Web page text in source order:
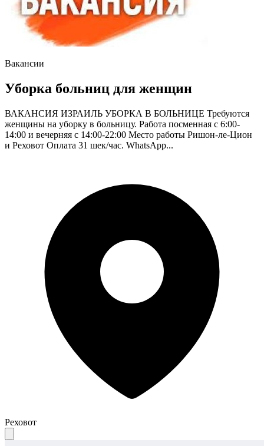
Вакансии
Уборка больниц для женщин
ВАКАНСИЯ ИЗРАИЛЬ УБОРКА В БОЛЬНИЦЕ Требуются
женщины на уборку в больницу. Работа посменная с 6:00-
14:00 и вечерняя с 14:00-22:00 Место работы Ришон-ле-Цион
и Реховот Оплата 31 шек/час. WhatsApp...
Реховот